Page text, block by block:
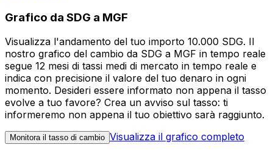
Grafico da SDG a MGF
Visualizza l'andamento del tuo importo 10.000 SDG. Il
nostro grafico del cambio da SDG a MGF in tempo reale
segue 12 mesi di tassi medi di mercato in tempo reale e
indica con precisione il valore del tuo denaro in ogni
momento. Desideri essere informato non appena il tasso
evolve a tuo favore? Crea un avviso sul tasso: ti
informeremo non appena il tuo obiettivo sarà raggiunto.
Monitora il tasso di cambio Visualizza il grafico completo